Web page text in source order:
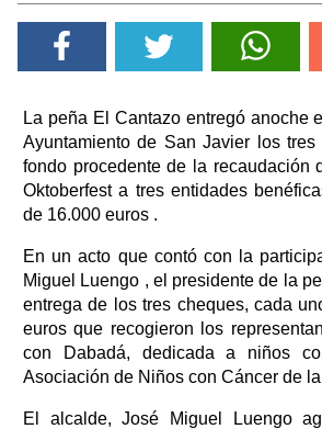
La peña El Cantazo entregó anoche
Ayuntamiento de San Javier los
fondo procedente de la recaudación
Oktoberfest a tres entidades
de 16.000 euros .
En un acto que contó con la
Miguel Luengo , el presidente de la
entrega de los tres cheques, cada
euros que recogieron los
con Dabadá, dedicada a niños
Asociación de Niños con Cáncer de
El alcalde, José Miguel Luengo